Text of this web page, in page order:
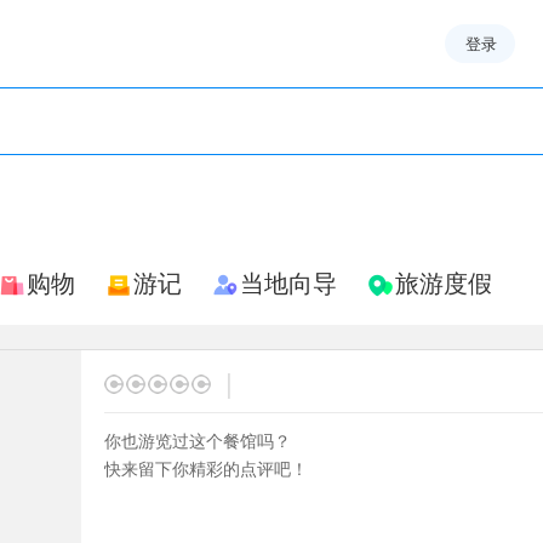
登录
购物 游记 当地向导 旅游度假
|
你也游览过这个餐馆吗？
快来留下你精彩的点评吧！